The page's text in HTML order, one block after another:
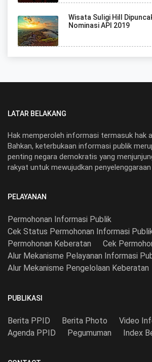
Wisata Suligi Hill
Nominasi API 2019
LATAR BELAKANG
Hak memperoleh informasi termasuk hak
Bahkan, keterbukaan informasi publik
penting negara demokratis yang
rakyat untuk mewujudkan
PELAYANAN
Permohonan Informasi Publik
Cek Status Permohonan Informasi
Permohonan Keberatan
Cek
Alur Mekanisme Pelayanan Informasi
Alur Mekanisme Pengelolaan Keberatan
PUBLIKASI
Berita PPID Berita Photo
Video
Agenda PPID
Pegumuman Index